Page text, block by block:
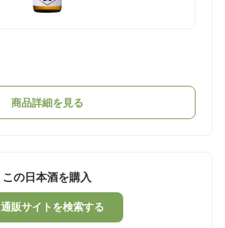
商品詳細を見る
この日本酒を購入
通販サイトを検索する